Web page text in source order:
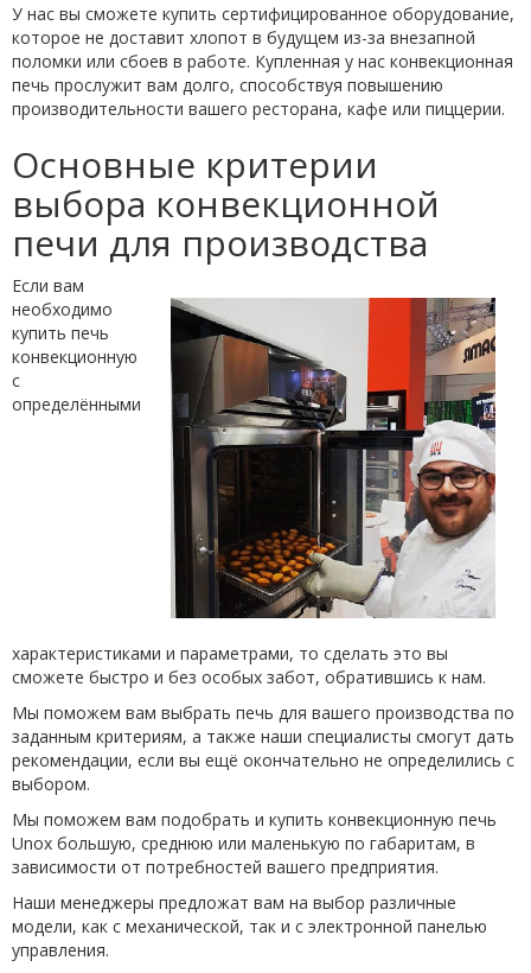
У нас вы сможете купить сертифицированное оборудование,
которое не доставит хлопот в будущем из-за внезапной
поломки или сбоев в работе. Купленная у нас конвекционная
печь прослужит вам долго, способствуя повышению
производительности вашего ресторана, кафе или пиццерии.
Основные критерии
выбора конвекционной
печи для производства
Если вам
необходимо
купить печь
конвекционную
с
определёнными
характеристиками и параметрами, то сделать это вы
сможете быстро и без особых забот, обратившись к нам.
Мы поможем вам выбрать печь для вашего производства по
заданным критериям, а также наши специалисты смогут дать
рекомендации, если вы ещё окончательно не определились с
выбором.
Мы поможем вам подобрать и купить конвекционную печь
Unox большую, среднюю или маленькую по габаритам, в
зависимости от потребностей вашего предприятия.
Наши менеджеры предложат вам на выбор различные
модели, как с механической, так и с электронной панелью
управления.